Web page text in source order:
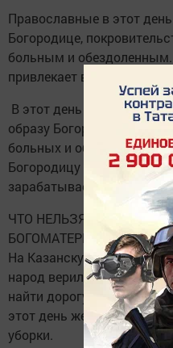
Православные в этот
Богородице,
больным и обездоленным.
привлекает в дом
В этот день необходимо
образу Богородицы,
больных и обездоленных
Богородицу не просят –
зарабатывает
ЧТО НЕЛЬЗЯ ДЕЛАТЬ В
БОГОМАТЕРИ
На Казанскую нельзя
народ верил, что путник
найти дорогу назад,
этот день женский труд в
уборки.